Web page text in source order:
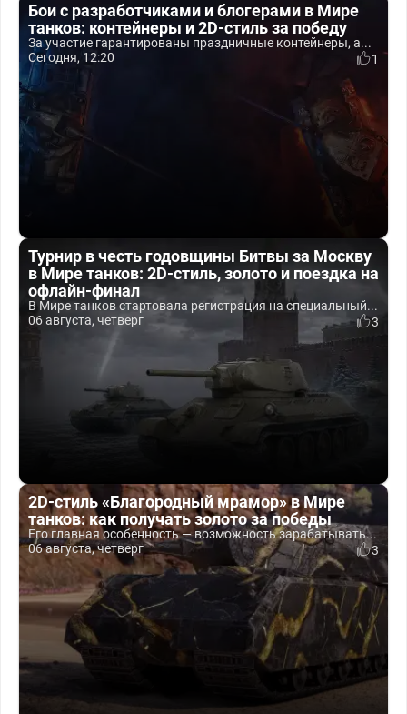
Бои с разработчиками и блогерами в Мире
танков: контейнеры и 2D-стиль за победу
За участие гарантированы праздничные контейнеры, а...
Сегодня, 12:20
1
Турнир в честь годовщины Битвы за Москву
в Мире танков: 2D-стиль, золото и поездка на
офлайн-финал
В Мире танков стартовала регистрация на специальный...
06 августа, четверг
3
2D-стиль «Благородный мрамор» в Мире
танков: как получать золото за победы
Его главная особенность — возможность зарабатывать...
06 августа, четверг
3